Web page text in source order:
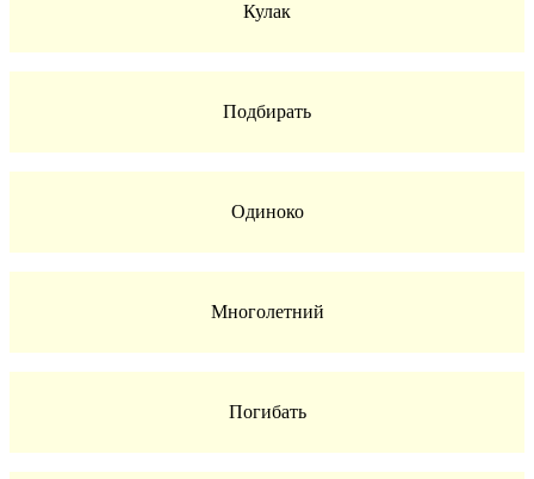
Кулак
Подбирать
Одиноко
Многолетний
Погибать